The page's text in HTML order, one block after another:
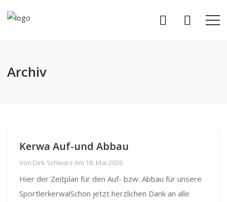
Archiv
Kerwa Auf-und Abbau
Von Dirk Schwarz Am 18. Mai 2026
Hier der Zeitplan für den Auf- bzw. Abbau für unsere
Sportlerkerwa!Schon jetzt herzlichen Dank an alle